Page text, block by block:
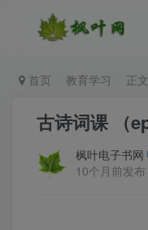
首页 教育学习 正文
古诗词课 （
枫叶电子书网
10个月前发布